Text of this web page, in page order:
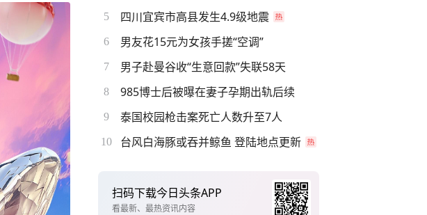
5 四川宜宾市高县发生4.9级地震
6 男友花15元为女孩手搓“空调”
7 男子赴曼谷收“生意回款”失联58天
8 985博士后被曝在妻子孕期出轨后续
9 泰国校园枪击案死亡人数升至7人
10 台风白海豚或吞并鲸鱼 登陆地点更新
扫码下载今日头条APP
看最新、最热资讯内容